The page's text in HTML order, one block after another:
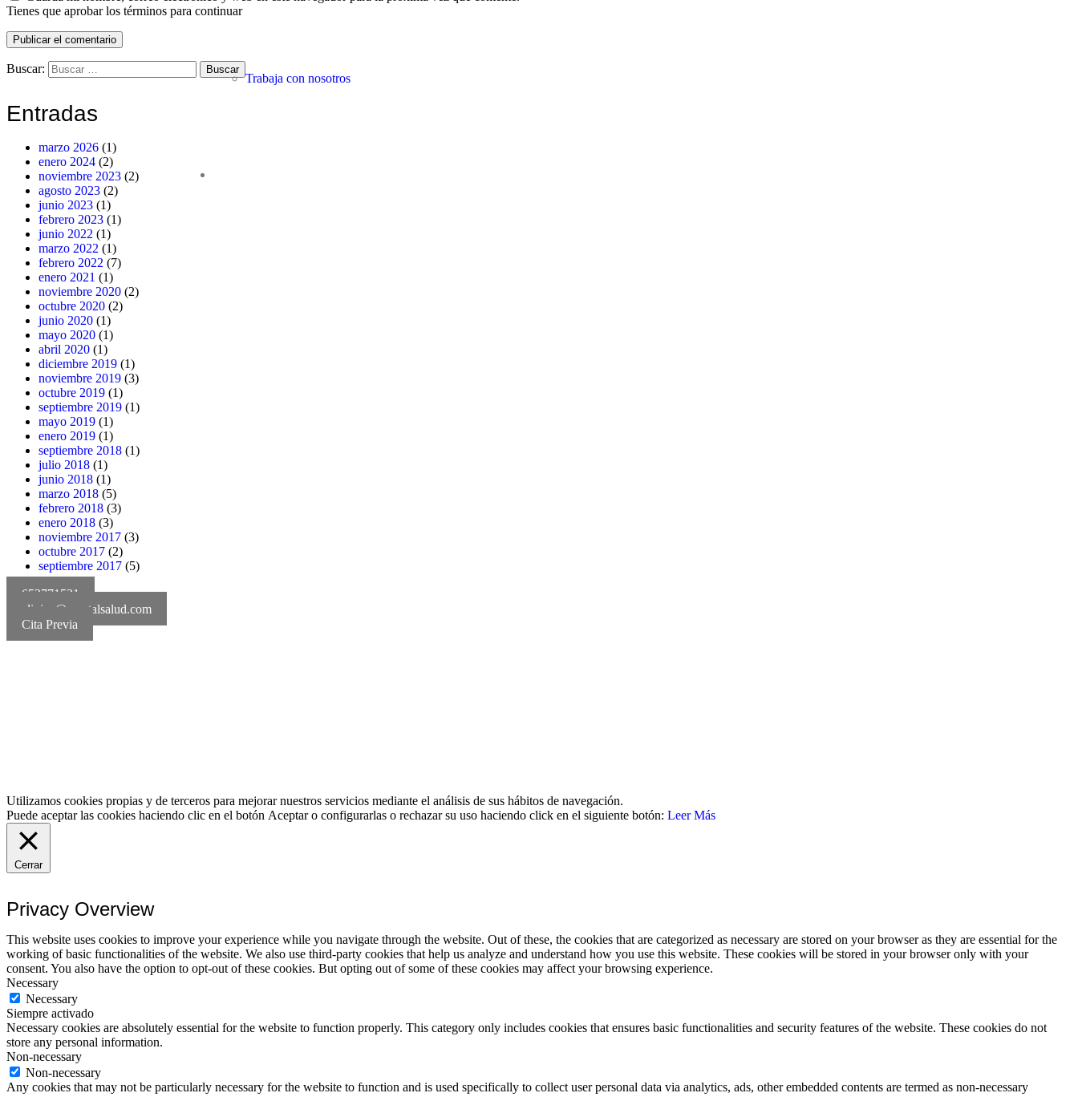
Trabaja con nosotros
Tienes que aprobar los términos para continuar
Publicar el comentario
Buscar:
Entradas
marzo 2026 (1)
enero 2024 (2)
noviembre 2023 (2)
agosto 2023 (2)
junio 2023 (1)
febrero 2023 (1)
junio 2022 (1)
marzo 2022 (1)
febrero 2022 (7)
enero 2021 (1)
noviembre 2020 (2)
octubre 2020 (2)
junio 2020 (1)
mayo 2020 (1)
abril 2020 (1)
diciembre 2019 (1)
noviembre 2019 (3)
octubre 2019 (1)
septiembre 2019 (1)
mayo 2019 (1)
enero 2019 (1)
septiembre 2018 (1)
julio 2018 (1)
junio 2018 (1)
marzo 2018 (5)
febrero 2018 (3)
enero 2018 (3)
noviembre 2017 (3)
octubre 2017 (2)
septiembre 2017 (5)
652771521
clinica@mentalsalud.com
Cita Previa
Utilizamos cookies propias y de terceros para mejorar nuestros servicios mediante el análisis de sus hábitos de navegación.
Puede aceptar las cookies haciendo clic en el botón Aceptaro configurarlas o rechazar su uso haciendo click en el siguiente botón: Leer Más
Cerrar
Privacy Overview
This website uses cookies to improve your experience while you navigate through the website. Out of these, the cookies that are categorized as necessary are stored on your browser as they are essential for the
working of basic functionalities of the website. We also use third-party cookies that help us analyze and understand how you use this website. These cookies will be stored in your browser only with your
consent. You also have the option to opt-out of these cookies. But opting out of some of these cookies may affect your browsing experience.
Necessary
Necessary
Siempre activado
Necessary cookies are absolutely essential for the website to function properly. This category only includes cookies that ensures basic functionalities and security features of the website. These cookies do not
store any personal information.
Non-necessary
Non-necessary
Any cookies that may not be particularly necessary for the website to function and is used specifically to collect user personal data via analytics, ads, other embedded contents are termed as non-necessary